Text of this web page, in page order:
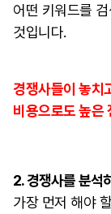
어떤 키워드를
것입니다.
경쟁사들이 놓치
비용으로도 높은
2. 경쟁사를 분석
가장 먼저 해야